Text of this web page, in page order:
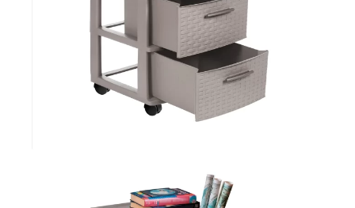
Explora más productos